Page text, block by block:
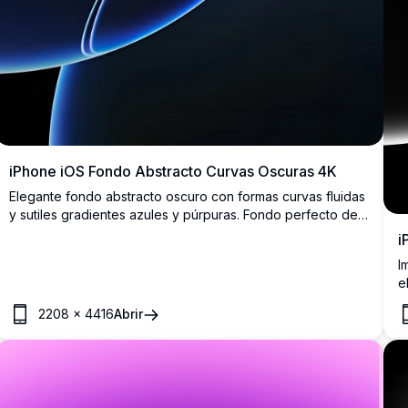
iPhone iOS Fondo Abstracto Curvas Oscuras 4K
Elegante fondo abstracto oscuro con formas curvas fluidas
y sutiles gradientes azules y púrpuras. Fondo perfecto de
2208 ×4416Abrir